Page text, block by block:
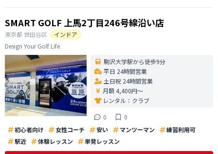
SMART GOLF 上馬2丁目246号線沿い店
東京都 世田谷区
インドア
Design Your Golf Life
駒沢大学駅から徒歩9分
平日 24時間営業
土日祝 24時間営業
月額 4,400円〜
レンタル： クラブ
0
0
初心者向け
女性コーチ 安い マンツーマン
練習利用可
駅近
体験レッスン 単発レッスン